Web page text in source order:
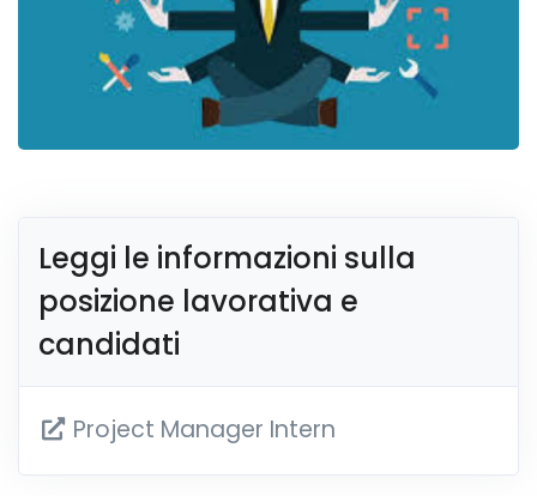
Leggi le informazioni sulla
posizione lavorativa e
candidati
Project Manager Intern